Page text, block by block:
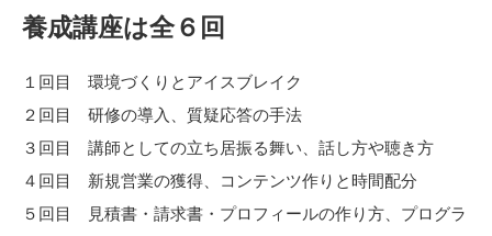
養成講座は全６回
１回目 環境づくりとアイスブレイク
２回目 研修の導入、質疑応答の手法
３回目 講師としての立ち居振る舞い、話し方や聴き方
４回目 新規営業の獲得、コンテンツ作りと時間配分
５回目 見積書・請求書・プロフィールの作り方、プログラ